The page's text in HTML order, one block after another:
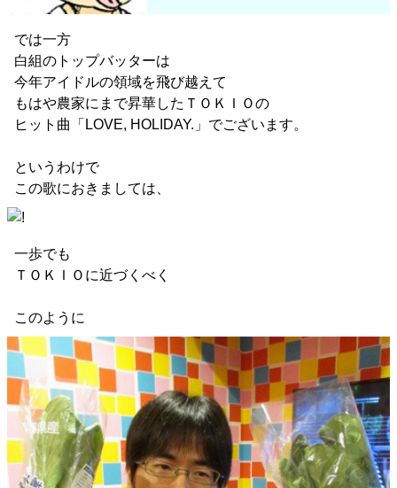
では一方
白組のトップバッターは
今年アイドルの領域を飛び越えて
もはや農家にまで昇華したＴＯＫＩＯの
ヒット曲「LOVE, HOLIDAY.」でございます。
というわけで
この歌におきましては、
一歩でも
ＴＯＫＩＯに近づくべく
このように